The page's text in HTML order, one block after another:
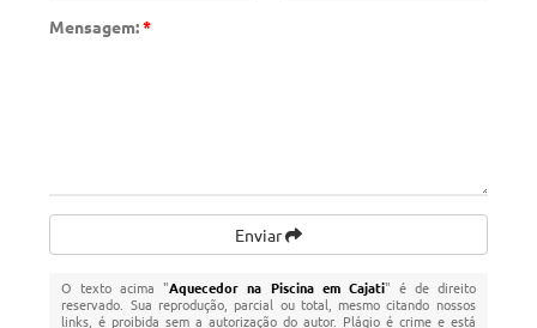
Mensagem:*
Enviar
O texto acima "Aquecedor na Piscina em Cajati" é de direito
reservado. Sua reprodução, parcial ou total, mesmo citando nossos
links, é proibida sem a autorização do autor. Plágio é crime e está